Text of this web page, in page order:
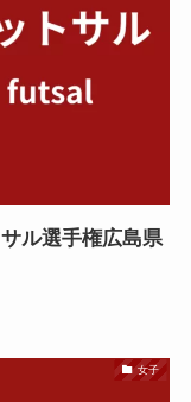
ル選手権広島県
女子